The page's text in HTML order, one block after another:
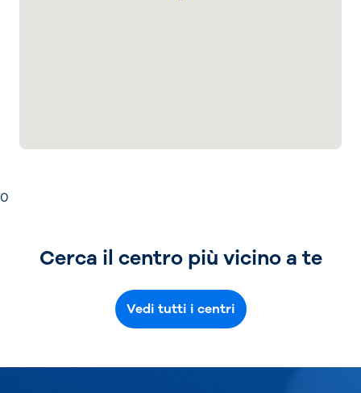
0
Cerca il centro più vicino a te
Vedi tutti i centri